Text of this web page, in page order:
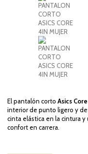
El pantalón corto Asics Core
interior de punto ligero y
cinta elástica en la cintura
confort en carrera.